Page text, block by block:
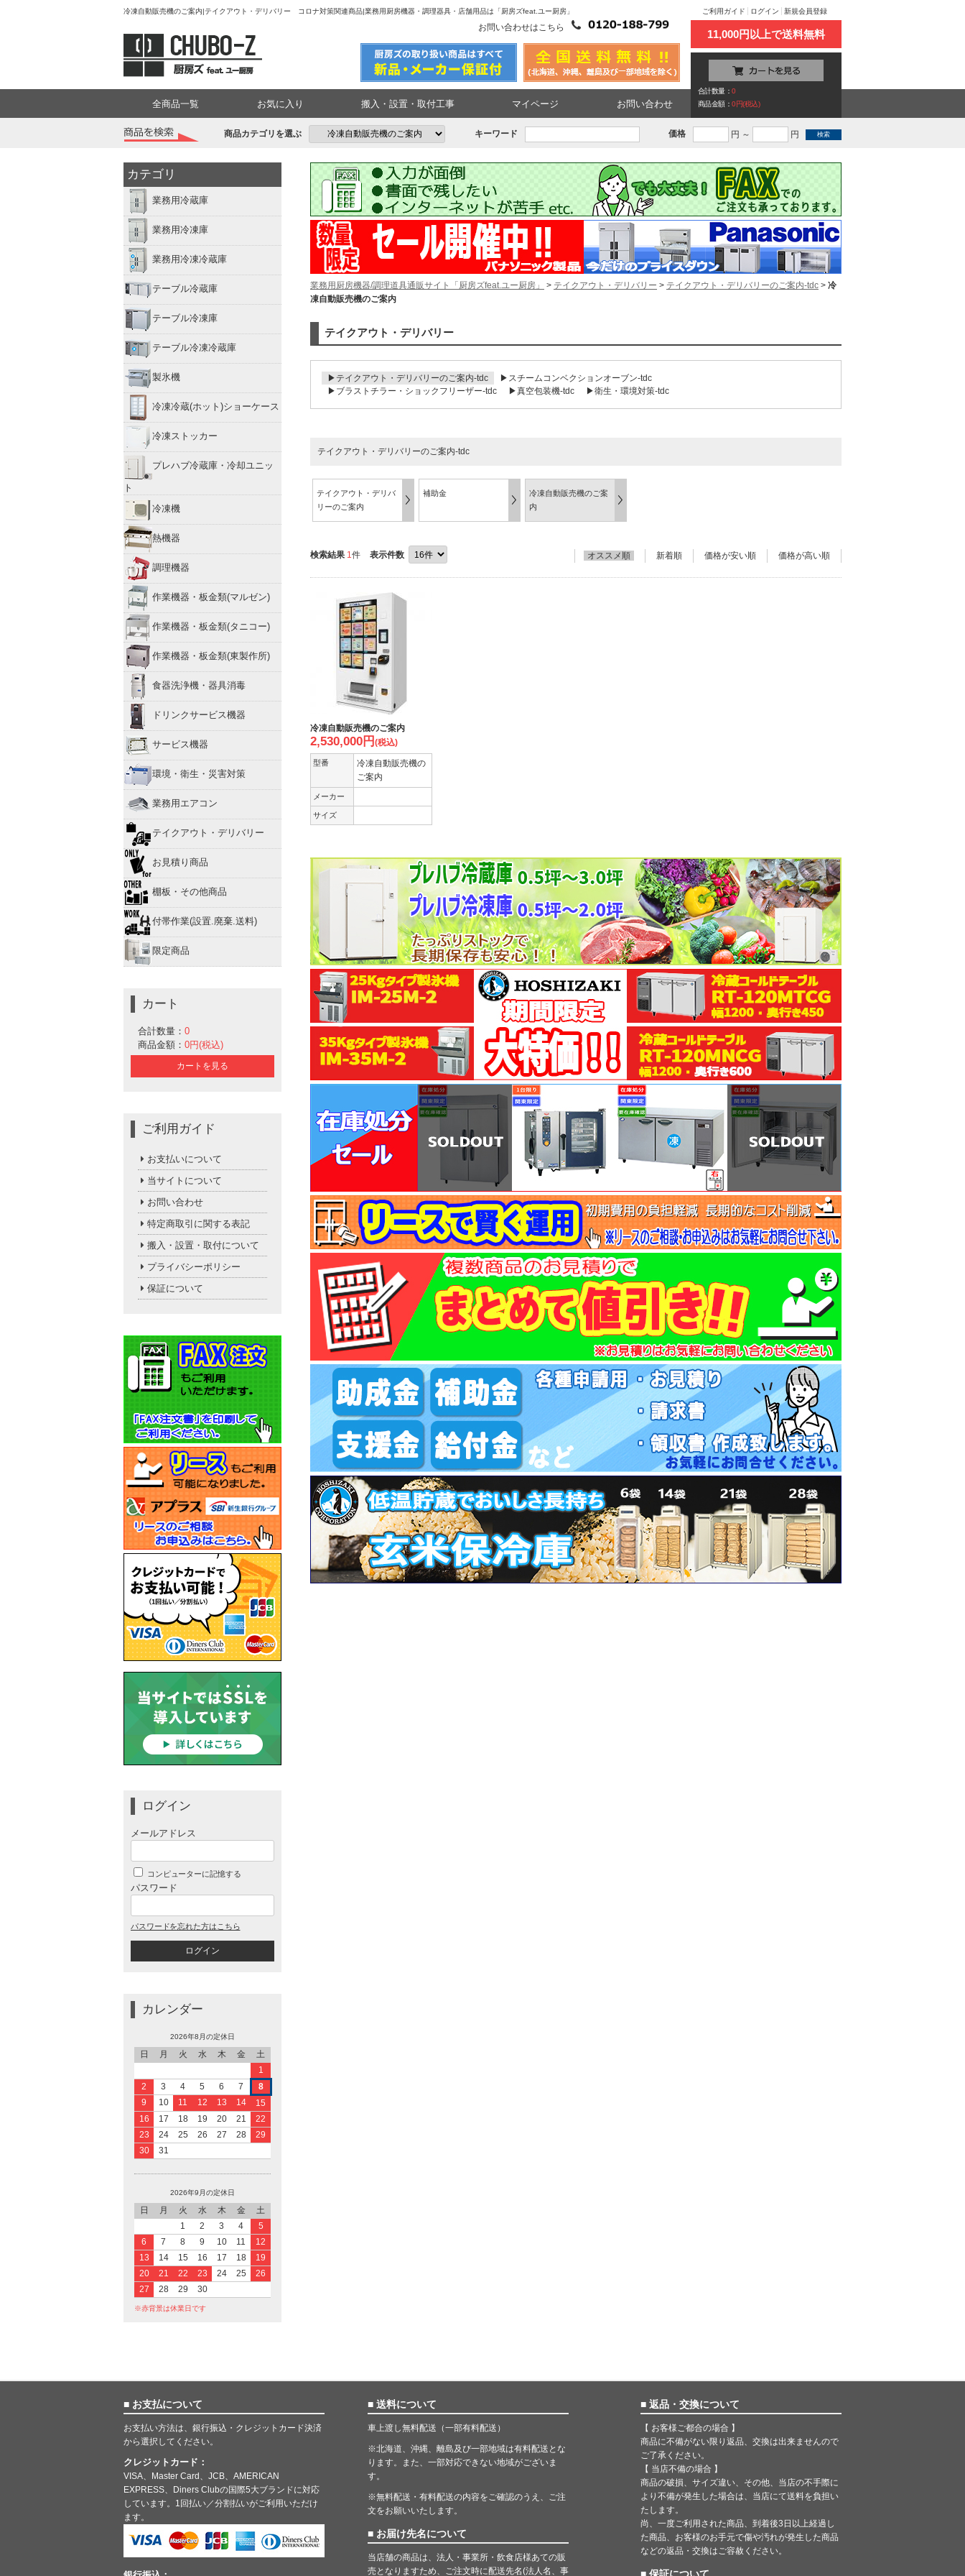
冷凍自動販売機のご案内|テイクアウト・デリバリー コロナ対策関連商品|業務用厨房機器・調理器具・店舗用品は「厨房ズfeat.ユー厨房」
お問い合わせはこちら
ご利用ガイド ログイン 新規会員登録
11,000円以上で送料無料
合計数量：0
商品金額：0円(税込)
全商品一覧 お気に入り 搬入・設置・取付工事 マイページ お問い合わせ
商品カテゴリを選ぶ キーワード 価格 円 ～ 円
カテゴリ
業務用冷蔵庫
業務用冷凍庫
業務用冷凍冷蔵庫
テーブル冷蔵庫
テーブル冷凍庫
テーブル冷凍冷蔵庫
製氷機
冷凍冷蔵(ホット)ショーケース
冷凍ストッカー
プレハブ冷蔵庫・冷却ユニッ
ト
冷凍機
熱機器
調理機器
作業機器・板金類(マルゼン)
作業機器・板金類(タニコー)
作業機器・板金類(東製作所)
食器洗浄機・器具消毒
ドリンクサービス機器
サービス機器
環境・衛生・災害対策
業務用エアコン
テイクアウト・デリバリー
お見積り商品
棚板・その他商品
付帯作業(設置.廃棄.送料)
限定商品
カート
合計数量： 0
商品金額： 0円(税込)
カートを見る
ご利用ガイド
お支払いについて
当サイトについて
お問い合わせ
特定商取引に関する表記
搬入・設置・取付について
プライバシーポリシー
保証について
ログイン
メールアドレス
コンピューターに記憶する
パスワード
パスワードを忘れた方はこちら
カレンダー
2026年8月の定休日
日 月 火 水 木 金
土
1
2
3 4 5 6 7
8
9
10 11 12 13 14
15
16
17 18 19 20 21
22
23
24 25 26 27 28
29
30
31
2026年9月の定休日
日 月 火 水 木 金
土
1
2 3 4
5
6
7 8 9 10 11
12
13
14 15 16 17 18
19
20
21 22 23 24 25
26
27
28 29 30
※赤背景は休業日です
業務用厨房機器/調理道具通販サイト「厨房ズfeat.ユー厨房」 > テイクアウト・デリバリー > テイクアウト・デリバリーのご案内-tdc > 冷
凍自動販売機のご案内
テイクアウト・デリバリー
▶テイクアウト・デリバリーのご案内-tdc
▶スチームコンベクションオーブン-tdc
▶ブラストチラー・ショックフリーザー-tdc
▶真空包装機-tdc ▶衛生・環境対策-tdc
テイクアウト・デリバリーのご案内-tdc
テイクアウト・デリバ
リーのご案内
補助金
冷凍自動販売機のご案
内
検索結果 1件 表示件数 オススメ順 新着順 価格が安い順 価格が高い順
冷凍自動販売機のご案内
2,530,000円 (税込)
型番
冷凍自動販売機の
ご案内
メーカー
サイズ
■ お支払について
お支払い方法は、銀行振込・クレジットカード決済
から選択してください。
クレジットカード：
VISA、Master Card、JCB、AMERICAN
EXPRESS、Diners Clubの国際5大ブランドに対応
しています。1回払い／分割払いがご利用いただけ
ます。
■ 送料について
車上渡し無料配送（一部有料配送）
※北海道、沖縄、離島及び一部地域は有料配送とな
ります。また、一部対応できない地域がございま
す。
※無料配送・有料配送の内容をご確認のうえ、ご注
文をお願いいたします。
■ お届け先名について
当店舗の商品は、法人・事業所・飲食店様あての販
売となりますため、ご注文時に配送先名(法人名、事
■ 返品・交換について
【 お客様ご都合の場合 】
商品に不備がない限り返品、交換は出来ませんので
ご了承ください。
【 当店不備の場合 】
商品の破損、サイズ違い、その他、当店の不手際に
より不備が発生した場合は、当店にて送料を負担い
たします。
尚、一度ご利用された商品、到着後3日以上経過し
た商品、お客様のお手元で傷や汚れが発生した商品
などの返品・交換はご容赦ください。